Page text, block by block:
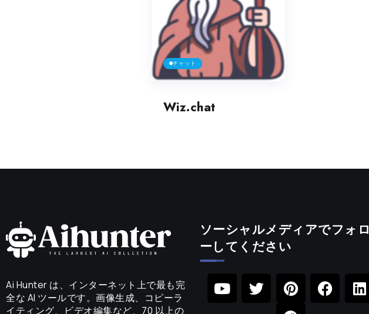
チャット
Wiz.chat
Ai Hunter は、インターネット上で最も完
全な AI ツールです。画像生成、コピーラ
イティング、ビデオ編集など、70 以上の
ソーシャルメディアでフォロ
ーしてください